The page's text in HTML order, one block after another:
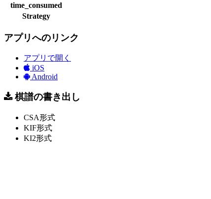
time_consumed
Strategy
アプリへのリンク
アプリで開く
iOS
Android
棋譜の書き出し
CSA形式
KIF形式
KI2形式